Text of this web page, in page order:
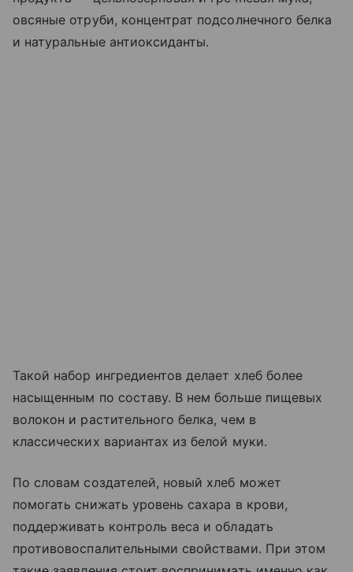
овсяные отруби, концентрат подсолнечного белка
и натуральные антиоксиданты.
Такой набор ингредиентов делает хлеб более
насыщенным по составу. В нем больше пищевых
волокон и растительного белка, чем в
классических вариантах из белой муки.
По словам создателей, новый хлеб может
помогать снижать уровень сахара в крови,
поддерживать контроль веса и обладать
противовоспалительными свойствами. При этом